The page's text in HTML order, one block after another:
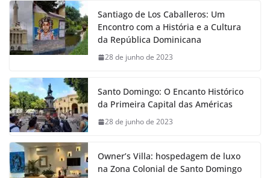
Santiago de Los Caballeros: Um
Encontro com a História e a Cultura
da República Dominicana
28 de junho de 2023
Santo Domingo: O Encanto Histórico
da Primeira Capital das Américas
28 de junho de 2023
Owner’s Villa: hospedagem de luxo
na Zona Colonial de Santo Domingo